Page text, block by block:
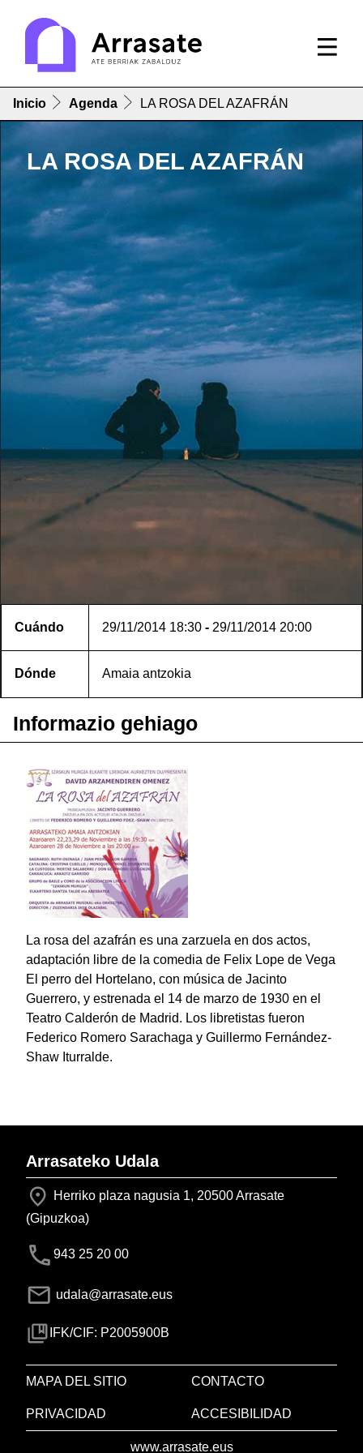
Inicio Agenda LA ROSA DEL AZAFRÁN
LA ROSA DEL AZAFRÁN
Cuándo 29/11/2014 18:30 - 29/11/2014 20:00
Dónde Amaia antzokia
Informazio gehiago
La rosa del azafrán es una zarzuela en dos actos,
adaptación libre de la comedia de Felix Lope de Vega
El perro del Hortelano, con música de Jacinto
Guerrero, y estrenada el 14 de marzo de 1930 en el
Teatro Calderón de Madrid. Los libretistas fueron
Federico Romero Sarachaga y Guillermo Fernández-
Shaw Iturralde.
Arrasateko Udala
Herriko plaza nagusia 1, 20500 Arrasate
(Gipuzkoa)
943 25 20 00
udala@arrasate.eus
IFK/CIF: P2005900B
MAPA DEL SITIO CONTACTO
PRIVACIDAD ACCESIBILIDAD
www.arrasate.eus